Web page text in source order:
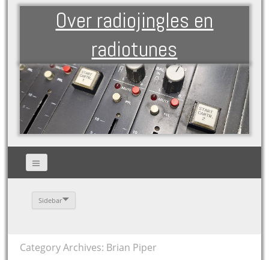
Over radiojingles en
radiotunes
Sidebar
Category Archives: Brian Piper